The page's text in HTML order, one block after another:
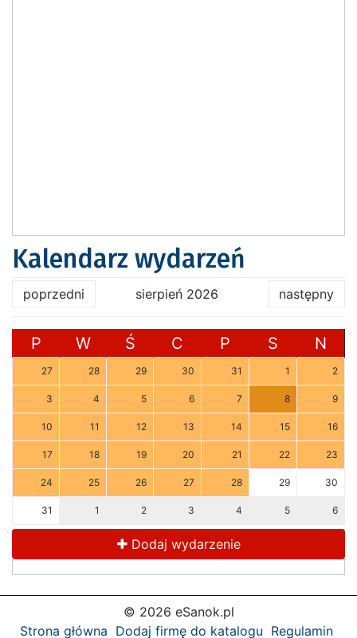
Kalendarz wydarzeń
poprzedni sierpień 2026 następny
P W Ś C P S N
27 28 29 30 31 1 2
3 4 5 6 7 8 9
10 11 12 13 14 15 16
17 18 19 20 21 22 23
24 25 26 27 28 29 30
31 1 2 3 4 5 6
Dodaj wydarzenie
© 2026 eSanok.pl
Strona główna Dodaj firmę do katalogu Regulamin